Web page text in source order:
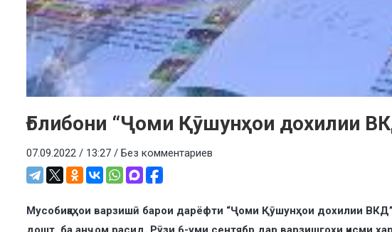
Ғолибони “Ҷоми Қӯшунҳои дохилии
07.09.2022 / 13:27 / Без комментариев
Мусобиқаҳои варзишӣ барои дарёфти “Ҷоми Қӯшунҳои дохилии